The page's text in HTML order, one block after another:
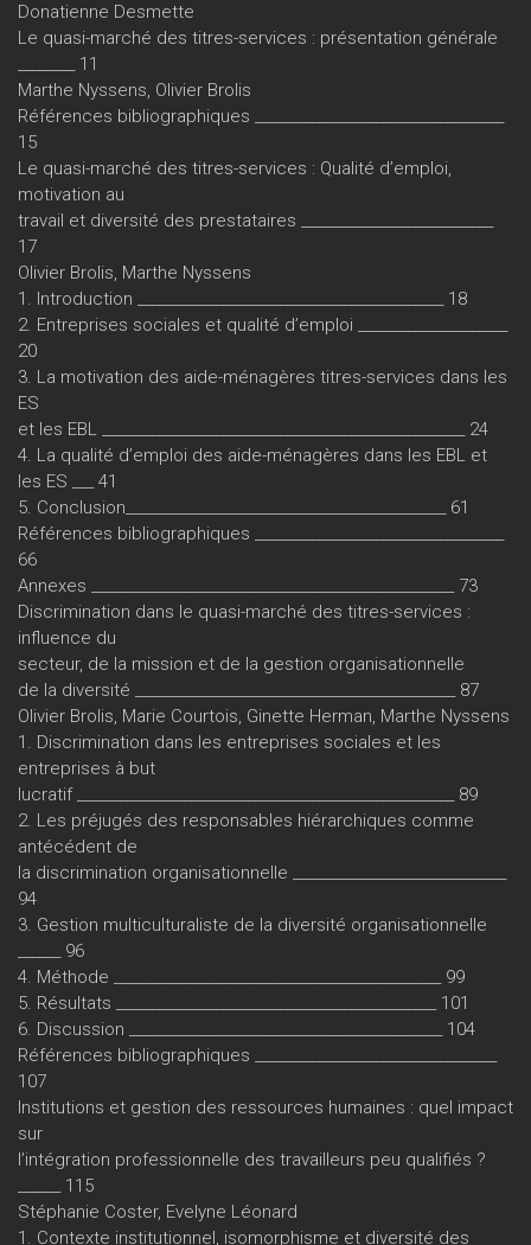
Donatienne Desmette
Le quasi-marché des titres-services : présentation générale
________ 11
Marthe Nyssens, Olivier Brolis
Références bibliographiques ___________________________________
15
Le quasi-marché des titres-services : Qualité d’emploi,
motivation au
travail et diversité des prestataires ___________________________
17
Olivier Brolis, Marthe Nyssens
1. Introduction ___________________________________________ 18
2. Entreprises sociales et qualité d’emploi _____________________
20
3. La motivation des aide-ménagères titres-services dans les
ES
et les EBL ___________________________________________________ 24
4. La qualité d’emploi des aide-ménagères dans les EBL et
les ES ___ 41
5. Conclusion_____________________________________________ 61
Références bibliographiques ___________________________________
66
Annexes ___________________________________________________ 73
Discrimination dans le quasi-marché des titres-services :
influence du
secteur, de la mission et de la gestion organisationnelle
de la diversité _____________________________________________ 87
Olivier Brolis, Marie Courtois, Ginette Herman, Marthe Nyssens
1. Discrimination dans les entreprises sociales et les
entreprises à but
lucratif _____________________________________________________ 89
2. Les préjugés des responsables hiérarchiques comme
antécédent de
la discrimination organisationnelle ______________________________
94
3. Gestion multiculturaliste de la diversité organisationnelle
______ 96
4. Méthode ______________________________________________ 99
5. Résultats _____________________________________________ 101
6. Discussion ____________________________________________ 104
Références bibliographiques __________________________________
107
Institutions et gestion des ressources humaines : quel impact
sur
l’intégration professionnelle des travailleurs peu qualifiés ?
______ 115
Stéphanie Coster, Evelyne Léonard
1. Contexte institutionnel, isomorphisme et diversité des